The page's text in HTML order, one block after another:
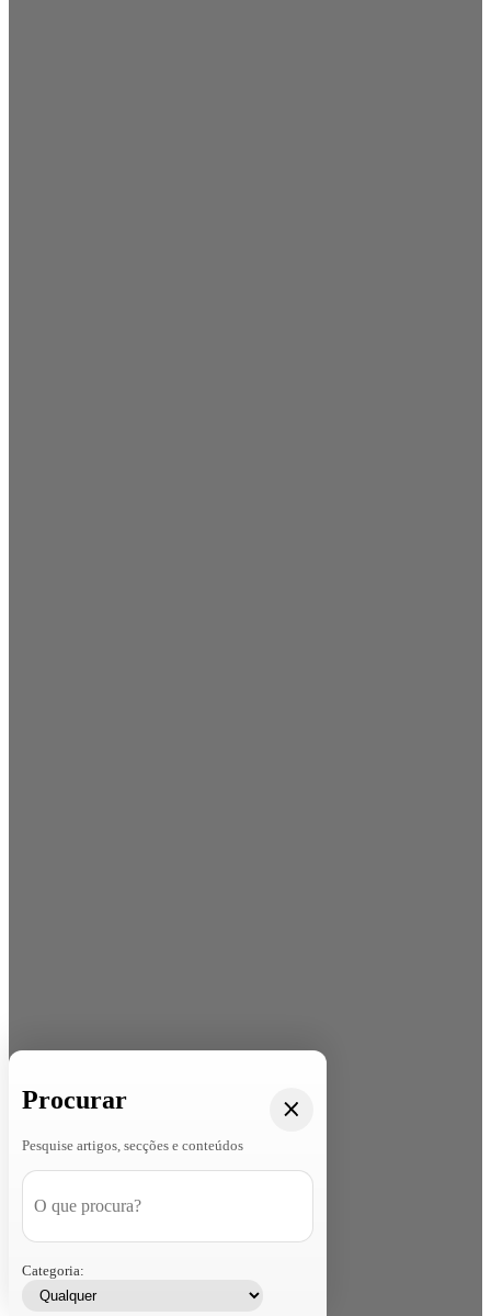
Procurar
Pesquise artigos, secções e conteúdos
Categoria: